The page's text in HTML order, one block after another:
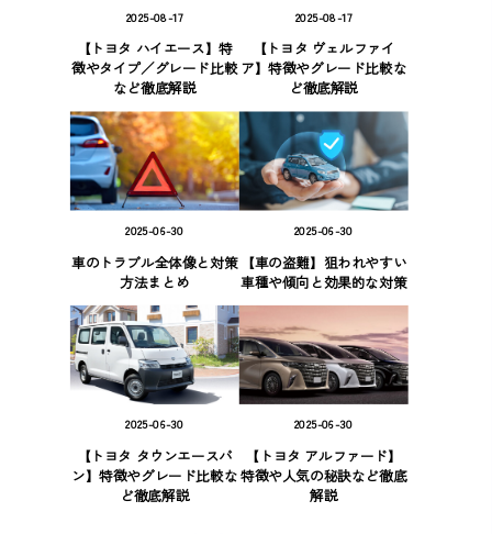
2025-08-17
【トヨタ ハイエース】特
徴やタイプ／グレード比較
など徹底解説
2025-08-17
【トヨタ ヴェルファイ
ア】特徴やグレード比較な
ど徹底解説
2025-06-30
車のトラブル全体像と対策
方法まとめ
2025-06-30
【車の盗難】狙われやすい
車種や傾向と効果的な対策
2025-06-30
【トヨタ タウンエースバ
ン】特徴やグレード比較な
ど徹底解説
2025-06-30
【トヨタ アルファード】
特徴や人気の秘訣など徹底
解説